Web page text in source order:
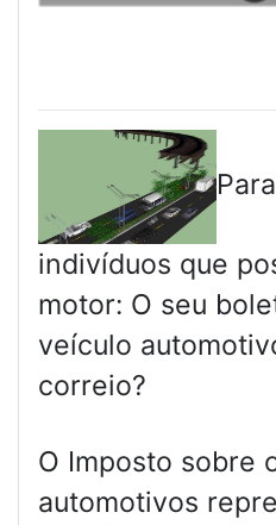
indivíduos que
motor: O seu
veículo
correio?
O Imposto sobre
automotivos